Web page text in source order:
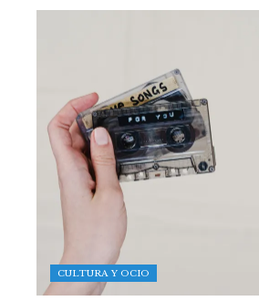
CULTURA Y OCIO